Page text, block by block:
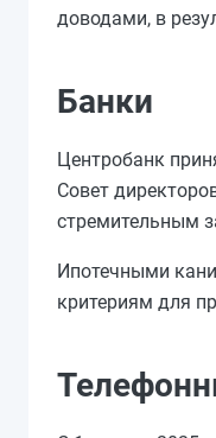
доводами, в
Банки
Центробанк
Совет
стремительным
Ипотечными
критериям для